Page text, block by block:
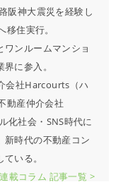
阪神大震災を経験し
住実行。
ワンルームマンショ
に参入。
会社Harcourts（ハ
動産仲介会社
化社会・SNS時代に
新時代の不動産コン
いる。
連載コラム 記事一覧 >